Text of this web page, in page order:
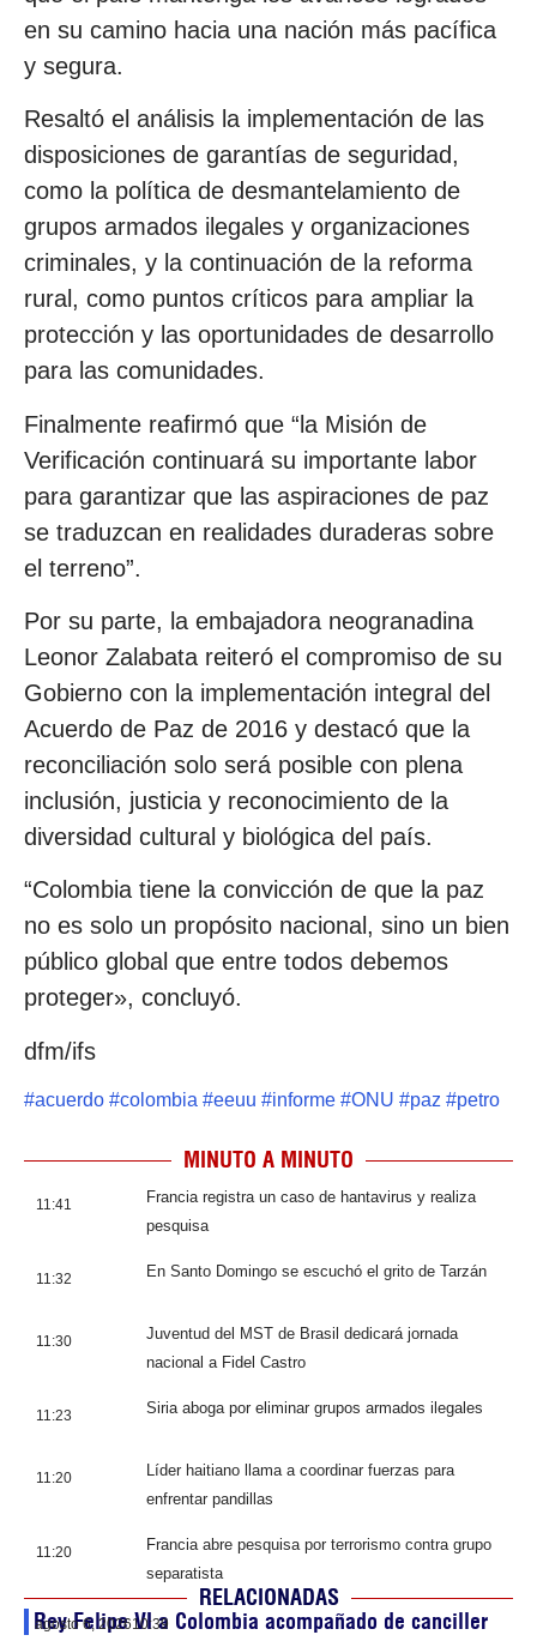
en su camino hacia una nación más pacífica
y segura.
Resaltó el análisis la implementación de las
disposiciones de garantías de seguridad,
como la política de desmantelamiento de
grupos armados ilegales y organizaciones
criminales, y la continuación de la reforma
rural, como puntos críticos para ampliar la
protección y las oportunidades de desarrollo
para las comunidades.
Finalmente reafirmó que “la Misión de
Verificación continuará su importante labor
para garantizar que las aspiraciones de paz
se traduzcan en realidades duraderas sobre
el terreno”.
Por su parte, la embajadora neogranadina
Leonor Zalabata reiteró el compromiso de su
Gobierno con la implementación integral del
Acuerdo de Paz de 2016 y destacó que la
reconciliación solo será posible con plena
inclusión, justicia y reconocimiento de la
diversidad cultural y biológica del país.
“Colombia tiene la convicción de que la paz
no es solo un propósito nacional, sino un bien
público global que entre todos debemos
proteger», concluyó.
dfm/ifs
#acuerdo #colombia #eeuu #informe #ONU #paz #petro
MINUTO A MINUTO
11:41
Francia registra un caso de hantavirus y realiza
pesquisa
11:32 En Santo Domingo se escuchó el grito de Tarzán
11:30
Juventud del MST de Brasil dedicará jornada
nacional a Fidel Castro
11:23 Siria aboga por eliminar grupos armados ilegales
11:20
Líder haitiano llama a coordinar fuerzas para
enfrentar pandillas
11:20
Francia abre pesquisa por terrorismo contra grupo
separatista
RELACIONADAS
Rey Felipe VI a Colombia acompañado de canciller
agosto 6, 202610:39